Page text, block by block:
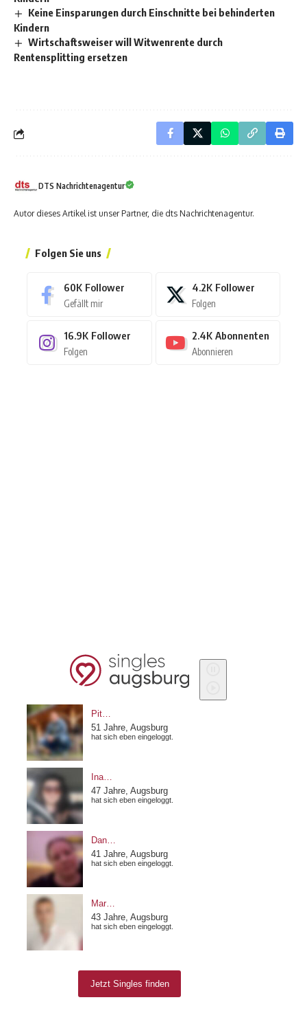
Keine Einsparungen durch Einschnitte bei behinderten
Kindern
Wirtschaftsweiser will Witwenrente durch
Rentensplitting ersetzen
DTS Nachrichtenagentur
Autor dieses Artikel ist unser Partner, die dts Nachrichtenagentur.
Folgen Sie uns
60K Follower
Gefällt mir
4.2K Follower
Folgen
16.9K Follower
Folgen
2.4K Abonnenten
Abonnieren